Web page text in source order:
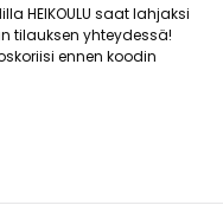
HEIKOULU saat lahjaksi
tilauksen yhteydessä!
ennen koodin